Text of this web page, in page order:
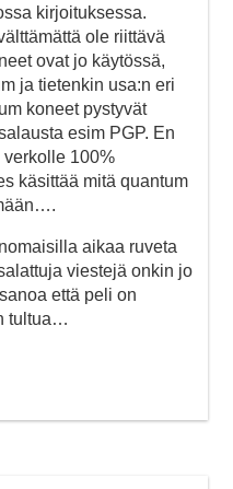
kirjoituksessa.
ole riittävä
ovat jo käytössä,
ja tietenkin usa:n eri
koneet pystyvät
esim PGP. En
100%
käsittää mitä quantum
aikaa ruveta
viestejä onkin jo
että peli on
tultua…